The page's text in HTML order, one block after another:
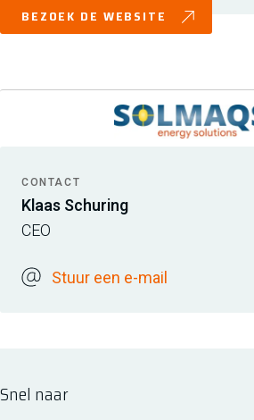
BEZOEK DE WEBSITE
CONTACT
Klaas Schuring
CEO
Stuur een e-mail
Snel naar